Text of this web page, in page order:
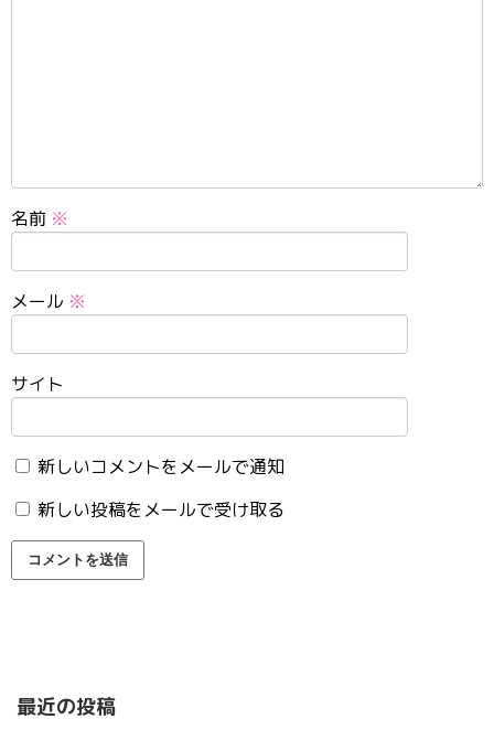
名前 ※
メール ※
サイト
新しいコメントをメールで通知
新しい投稿をメールで受け取る
最近の投稿